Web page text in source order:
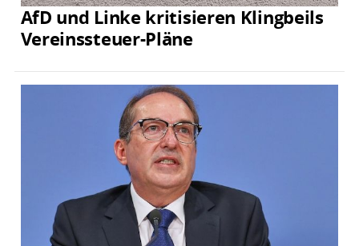
AfD und Linke kritisieren Klingbeils
Vereinssteuer-Pläne